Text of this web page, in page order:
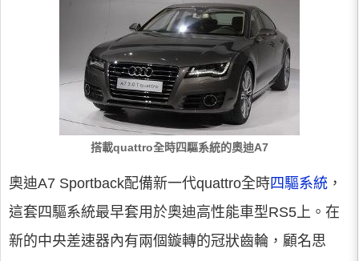
搭載quattro全時四驅系統的奧迪A7
奧迪A7 Sportback配備新一代quattro全時四驅系統 ，
這套四驅系統最早套用於奧迪高性能車型RS5上。在
新的中央差速器內有兩個鏇轉的冠狀齒輪，顧名思